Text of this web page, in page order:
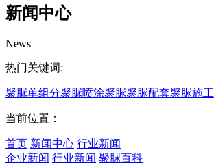
新闻中心
News
热门关键词:
聚脲单组分聚脲喷涂聚脲聚脲配套聚脲施工
当前位置：
首页 新闻中心 行业新闻
企业新闻 行业新闻 聚脲百科